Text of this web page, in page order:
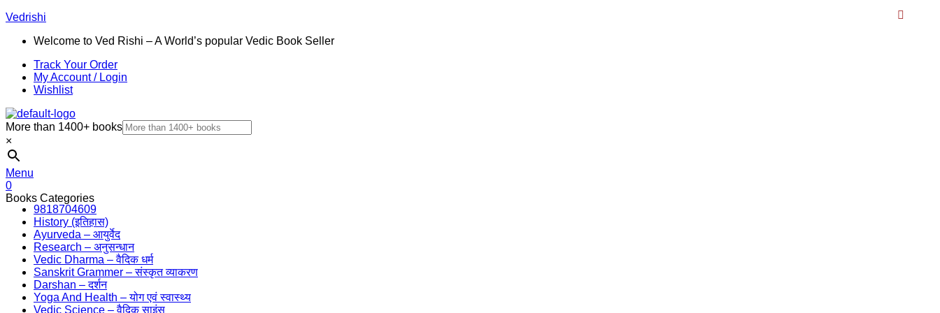
Vedrishi
Welcome to Ved Rishi – A World’s popular Vedic Book Seller
Track Your Order
My Account / Login
Wishlist
More than 1400+ books
×
Menu
0
9818704609
Books Categories
History (इतिहास)
Ayurveda – आयुर्वेद
Research – अनुसन्धान
Vedic Dharma – वैदिक धर्म
Sanskrit Grammer – संस्कृत व्याकरण
Darshan – दर्शन
Yoga And Health – योग एवं स्वास्थ्य
Vedic Science – वैदिक साइंस